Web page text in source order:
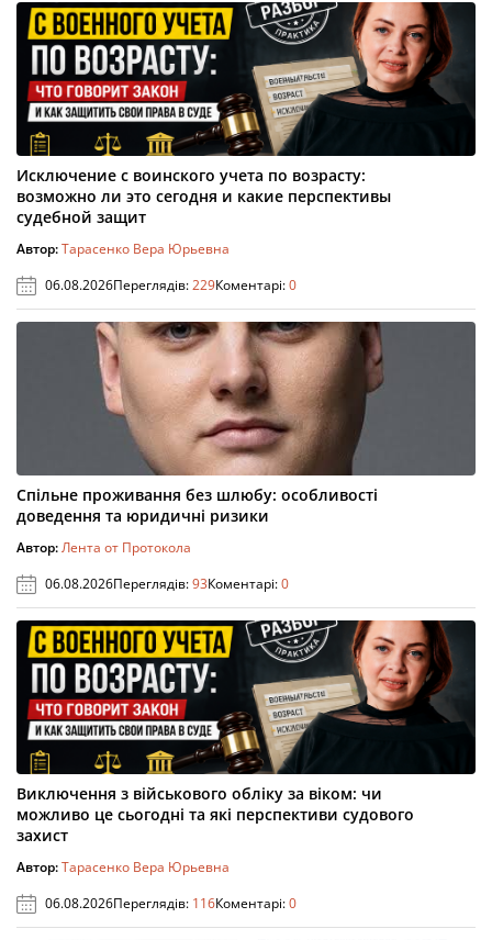
Исключение с воинского учета по возрасту:
возможно ли это сегодня и какие перспективы
судебной защит
Автор:Тарасенко Вера Юрьевна
06.08.2026Переглядів:229Коментарі:0
Спільне проживання без шлюбу: особливості
доведення та юридичні ризики
Автор:Лента от Протокола
06.08.2026Переглядів:93Коментарі:0
Виключення з військового обліку за віком: чи
можливо це сьогодні та які перспективи судового
захист
Автор:Тарасенко Вера Юрьевна
06.08.2026Переглядів: 116Коментарі:0